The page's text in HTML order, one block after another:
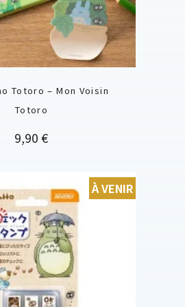
Totoro – Mon Voisin
Totoro
Prix
9,90 €
À VENIR